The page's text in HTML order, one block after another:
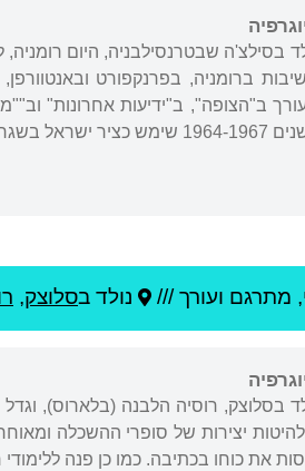
בסילצ'ה שבטרנסילבניה, היום
בשגרירות ישראל בבודפשט. אביה של הסופרת
מתרגם ועורך /// נולד בסלוצק,
בסלוצק, רוסיה הלבנה (בלארוס),
יצירות של סופרי ההשכלה
את כוחו בכתיבה. כמו כן פנה